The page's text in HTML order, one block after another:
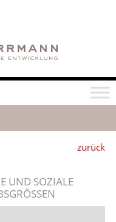
zurück
UND SOZIALE